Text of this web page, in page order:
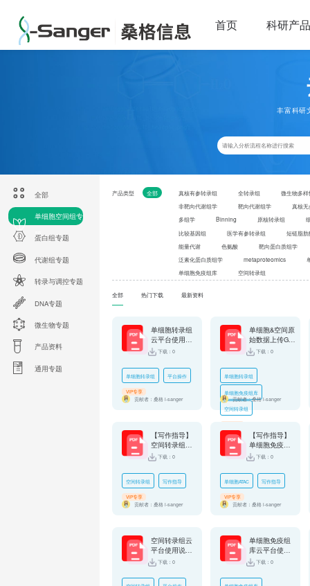
首页 科研产品
丰富科研
全部
单细胞空间组专
题
蛋白组专题
代谢组专题
转录与调控专题
DNA专题
微生物专题
产品资料
通用专题
产品类型 全部 真核有参转录组 全转录组
微生物多样
非靶向代谢组学
靶向代谢组学
真核无
多组学
Binning 原核转录组
比较基因组
医学有参转录组
短链脂肪
能量代谢
色氨酸
靶向蛋白质组学
泛素化蛋白质组学
metaproteomics
单细胞免疫组库
空间转录组
全部 热门下载 最新资料
单细胞转录组
云平台使用说
明书下载：0
单细胞转录组 平台操作
VIP专享
贡献者：桑格 i-sanger
单细胞&空间原
始数据上传GE
O操作指南
下载：0
单细胞转录组
单细胞免疫组库
空间转录组
贡献者：桑格 i-sanger
【写作指导】
空间转录组（1
0x cytAssist）
实验方法描述
（中英文版）
下载：0
空间转录组 写作指导
VIP专享
贡献者：桑格 i-sanger
【写作指导】
单细胞免疫组
库（10X Geno
mics）实验方
法描述（中英
文版）
下载：0
单细胞ATAC 写作指导
VIP专享
贡献者：桑格 i-sanger
空间转录组云
平台使用说明
书下载：0
单细胞免疫组
库云平台使用
说明书
下载：0